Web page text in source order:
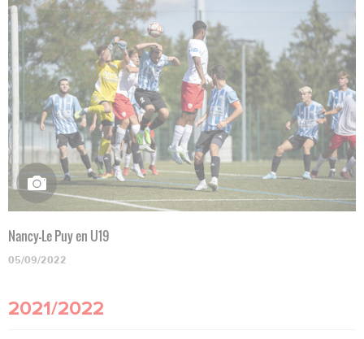
Nancy-Le Puy en U19
05/09/2022
2021/2022